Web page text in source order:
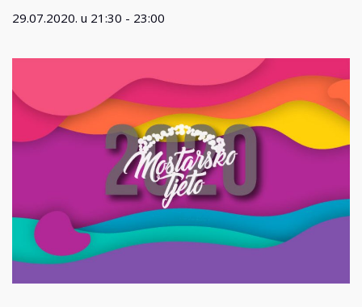
29.07.2020. u 21:30 - 23:00